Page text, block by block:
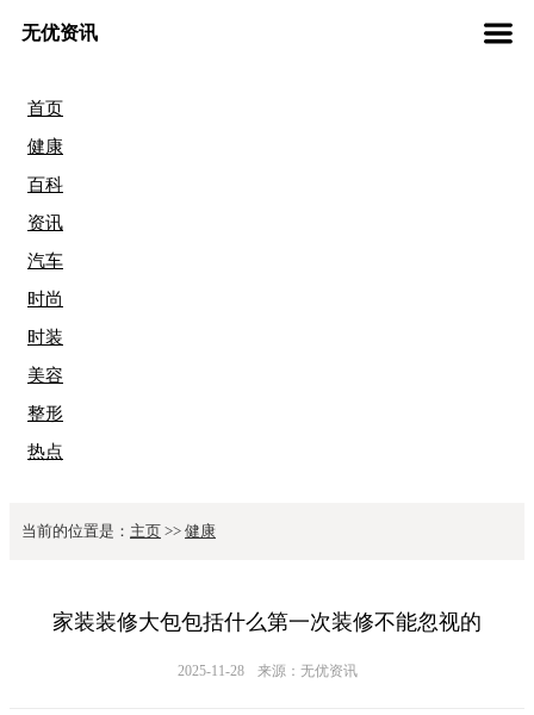
无优资讯
首页
健康
百科
资讯
汽车
时尚
时装
美容
整形
热点
当前的位置是： 主页 >> 健康
家装装修大包包括什么第一次装修不能忽视的
2025-11-28 来源：无优资讯